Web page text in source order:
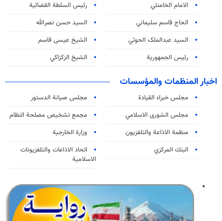
الامام الخامنئي
رئیس السلطة القضائیة
الحاج قاسم سليماني
السيد حسن نصرالله
السید عبدالملک الحوثي
الشيخ عيسى قاسم
رئيس الجمهورية
الشيخ الزكزاكي
اخبار المنظمات والمؤسسات
مجلس خبراء القيادة
مجلس صيانة الدستور
مجلس الشورى الاسلامي
مجمع تشخيص مصلحة النظام
منظمة الاذاعة والتلفزیون
وزارة الخارجية
البنك المركزي
اتحاد الاذاعات والتلفزيونات
الاسلامية